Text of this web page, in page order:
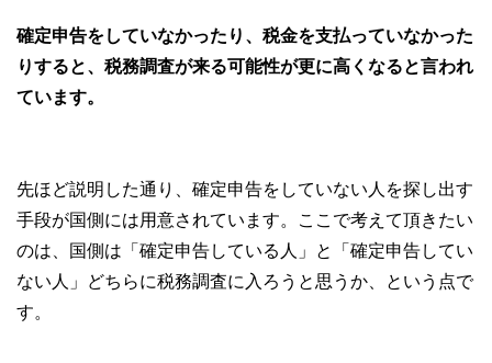
確定申告をしていなかったり、税金を支払っていなかった
りすると、税務調査が来る可能性が更に高くなると言われ
ています。
先ほど説明した通り、確定申告をしていない人を探し出す
手段が国側には用意されています。ここで考えて頂きたい
のは、国側は「確定申告している人」と「確定申告してい
ない人」どちらに税務調査に入ろうと思うか、という点で
す。